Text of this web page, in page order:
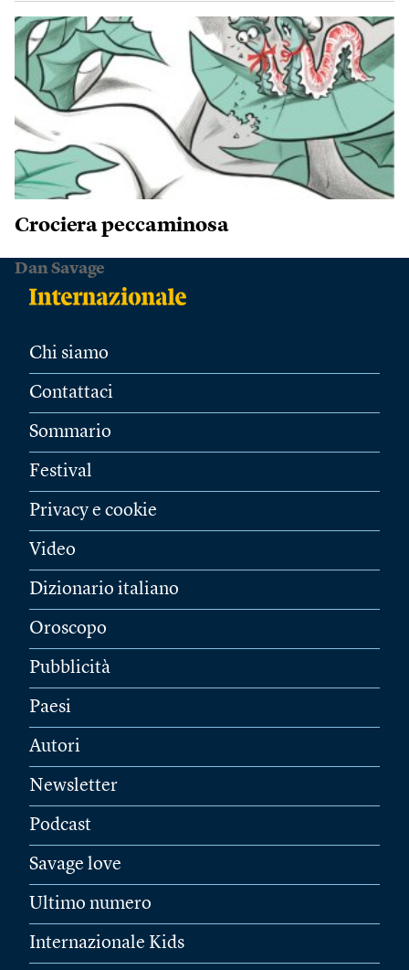
Crociera peccaminosa
Dan Savage
Chi siamo
Contattaci
Sommario
Festival
Privacy e cookie
Video
Dizionario italiano
Oroscopo
Pubblicità
Paesi
Autori
Newsletter
Podcast
Savage love
Ultimo numero
Internazionale Kids